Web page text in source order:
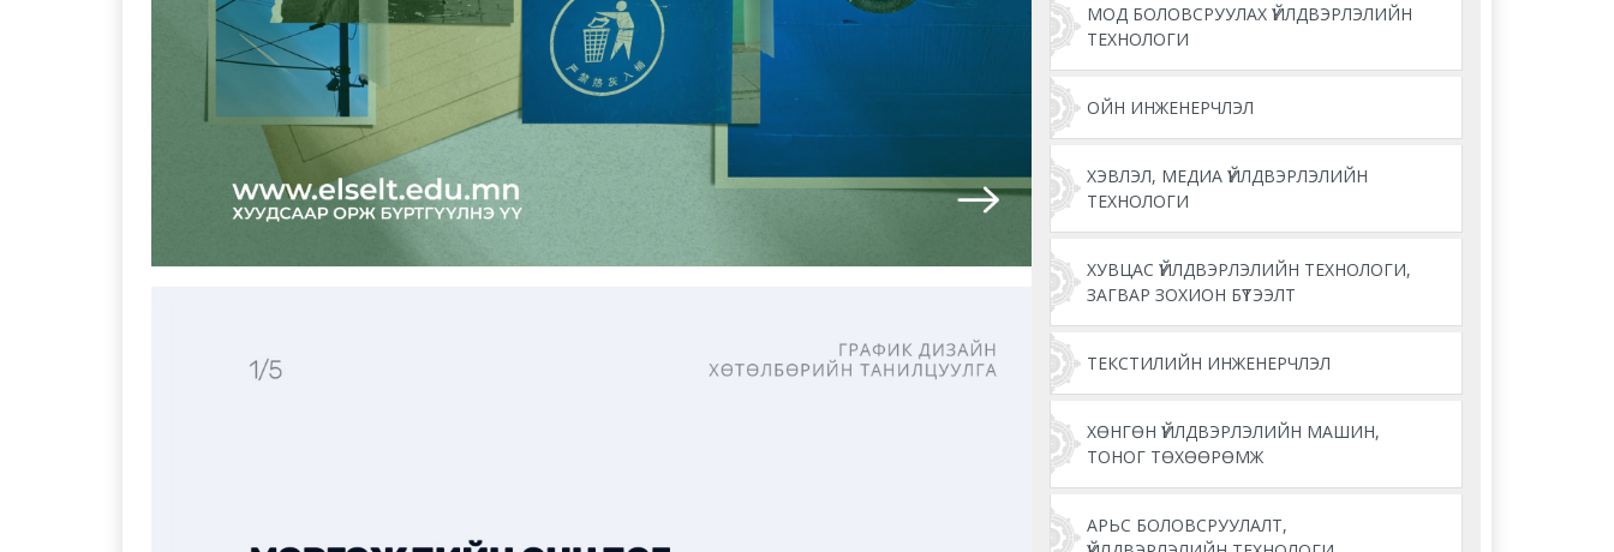
МОД БОЛОВСРУУЛАХ ҮЙЛДВЭРЛЭЛИЙН
ТЕХНОЛОГИ
ОЙН ИНЖЕНЕРЧЛЭЛ
ХЭВЛЭЛ, МЕДИА ҮЙЛДВЭРЛЭЛИЙН
ТЕХНОЛОГИ
ХУВЦАС ҮЙЛДВЭРЛЭЛИЙН ТЕХНОЛОГИ,
ЗАГВАР ЗОХИОН БҮТЭЭЛТ
ТЕКСТИЛИЙН ИНЖЕНЕРЧЛЭЛ
ХӨНГӨН ҮЙЛДВЭРЛЭЛИЙН МАШИН,
ТОНОГ ТӨХӨӨРӨМЖ
АРЬС БОЛОВСРУУЛАЛТ,